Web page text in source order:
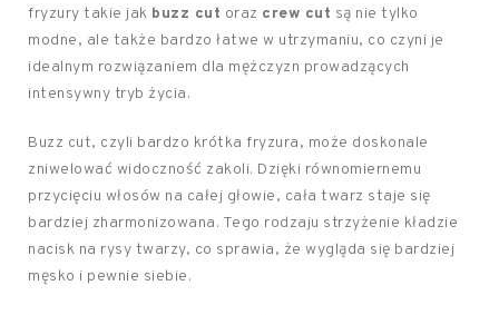
fryzury takie jak buzz cut oraz crew cut są nie tylko
modne, ale także bardzo łatwe w utrzymaniu, co czyni je
idealnym rozwiązaniem dla mężczyzn prowadzących
intensywny tryb życia.
Buzz cut, czyli bardzo krótka fryzura, może doskonale
zniwelować widoczność zakoli. Dzięki równomiernemu
przycięciu włosów na całej głowie, cała twarz staje się
bardziej zharmonizowana. Tego rodzaju strzyżenie kładzie
nacisk na rysy twarzy, co sprawia, że wygląda się bardziej
męsko i pewnie siebie.